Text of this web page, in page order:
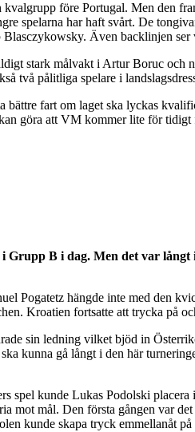
före Portugal. Men den
spelarna har haft svårt. De
Blasczykowsky. Även backlinjen ser
stark målvakt i Artur Boruc
två pålitliga spelare i
fart om laget ska lyckas
göra att VM kommer lite för
B i dag. Men det var
Pogatetz hängde inte med
Kroatien fortsatte att trycka på
sin ledning vilket bjöd in
kunna gå långt i den här
spel kunde Lukas Podolski
mot mål. Den första gången var
kunde skapa tryck emmellanåt